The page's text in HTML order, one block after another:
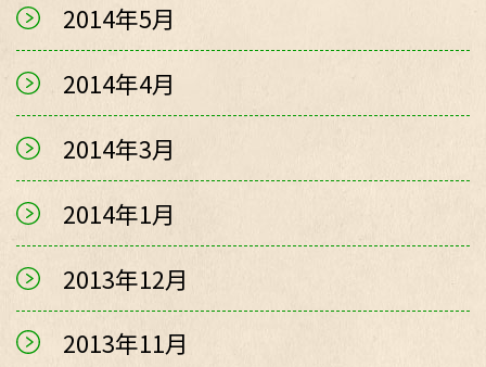
2014年5月
2014年4月
2014年3月
2014年1月
2013年12月
2013年11月